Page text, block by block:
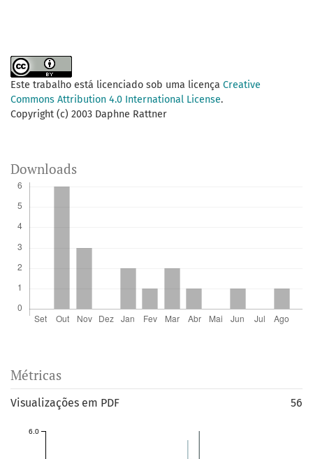
Este trabalho está licenciado sob uma licença Creative
Commons Attribution 4.0 International License.
Copyright (c) 2003 Daphne Rattner
Downloads
Métricas
Visualizações em PDF 56
6.0